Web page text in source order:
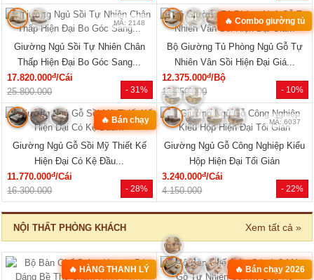
- 31%
MÃ: 2148
Giường Ngủ Sồi Tự Nhiên Chân
Thấp Hiện Đại Bo Góc Sang...
17.820.000đ/Cái
25.800.000
- 10%
🔥 Combo giường tủ
MÃ: 2034
Bộ Giường Tủ Phòng Ngủ Gỗ Tự
Nhiên Vân Sồi Hiện Đại Giá...
12.375.000đ/Bộ
13.750.000
- 28%
🔥 Bán chạy
MÃ: 7723
Giường Ngủ Gỗ Sồi Mỹ Thiết Kế
Hiện Đại Có Kệ Đầu...
11.770.000đ/Cái
16.300.000
- 22%
MÃ: 6037
Giường Ngủ Gỗ Công Nghiệp Kiểu
Hộp Hiện Đại Tối Giản
3.240.000đ/Cái
4.150.000
NỘI THẤT PHÒNG KHÁCH Xem tất cả »
🔥 HÀNG THANH LÝ 🔥 Bán chạy 2026
MÃ: 2582